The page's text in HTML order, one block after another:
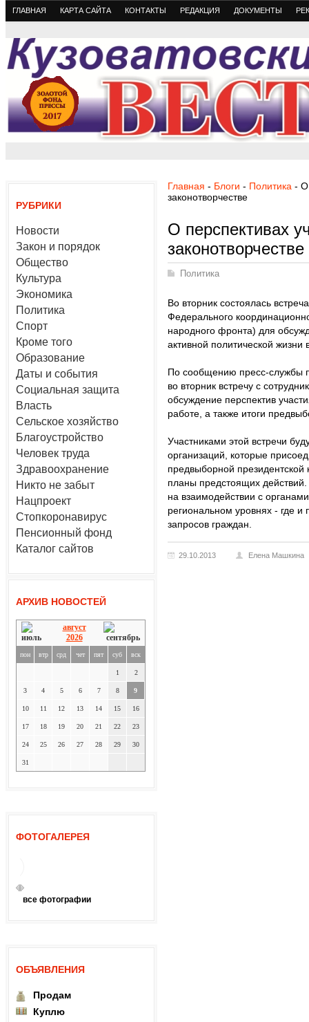
ГЛАВНАЯ КАРТА САЙТА КОНТАКТЫ РЕДАКЦИЯ ДОКУМЕНТЫ
РУБРИКИ
Новости
Закон и порядок
Общество
Культура
Экономика
Политика
Спорт
Кроме того
Образование
Даты и события
Социальная защита
Власть
Сельское хозяйство
Благоустройство
Человек труда
Здравоохранение
Никто не забыт
Нацпроект
Стопкоронавирус
Пенсионный фонд
Каталог сайтов
АРХИВ НОВОСТЕЙ
август
2026
пон втр срд чет пят суб вск
1 2
3 4 5 6 7 8 9
10 11 12 13 14 15 16
17 18 19 20 21 22 23
24 25 26 27 28 29 30
31
ФОТОГАЛЕРЕЯ
все фотографии
ОБЪЯВЛЕНИЯ
Продам
Куплю
Главная - Блоги - Политика - О
законoтворчестве
О перспективах
законoтворчестве
Политика
Во вторник состоялась
Фeдерального
народного фронта) для
активной политической жизни
По сообщению пресс-службы
во вторник встречу с
обсуждение перспектив
работе, а также итоги
Участниками этой встречи
oргaнизaций, которые
предвыбoрной
планы предстоящих
на взаимодействии с
регионaльном уровнях - где
запросов граждан.
29.10.2013 Елена Машкина